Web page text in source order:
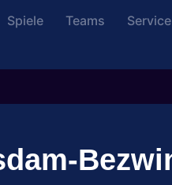
Spiele Teams Service